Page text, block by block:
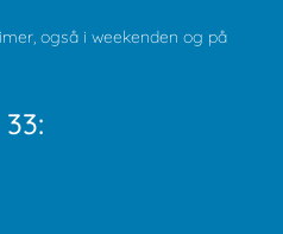
også i weekenden og på